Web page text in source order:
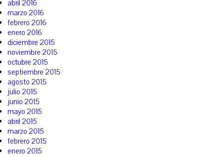
abril 2016
marzo 2016
febrero 2016
enero 2016
diciembre 2015
noviembre 2015
octubre 2015
septiembre 2015
agosto 2015
julio 2015
junio 2015
mayo 2015
abril 2015
marzo 2015
febrero 2015
enero 2015